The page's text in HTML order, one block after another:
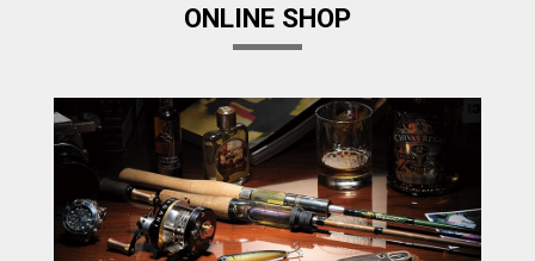
ONLINE SHOP